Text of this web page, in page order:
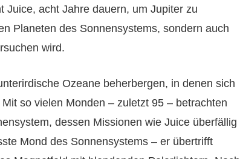
Juice, acht Jahre dauern, um Jupiter zu
Planeten des Sonnensystems, sondern auch
wird.
Ozeane beherbergen, in denen sich
so vielen Monden – zuletzt 95 – betrachten
dessen Missionen wie Juice überfällig
Mond des Sonnensystems – er übertrifft